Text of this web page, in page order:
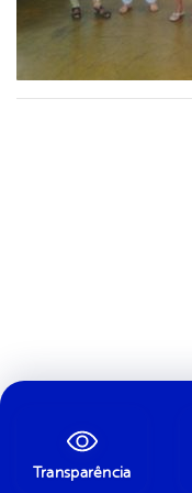
Transparência